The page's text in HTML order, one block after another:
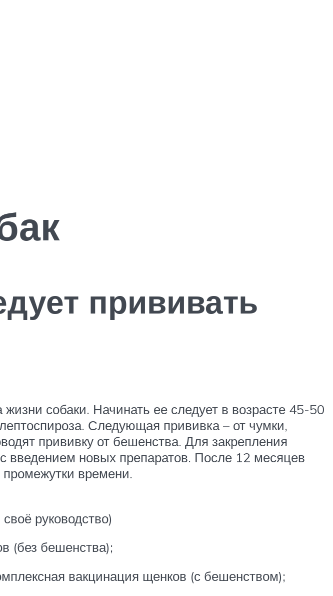
прививать
собаки. Начинать ее следует в возрасте 45-50
Следующая прививка – от чумки,
прививку от бешенства. Для закрепления
введением новых препаратов. После 12 месяцев
промежутки времени.
руководство)
(без бешенства);
вакцинация щенков (с бешенством);